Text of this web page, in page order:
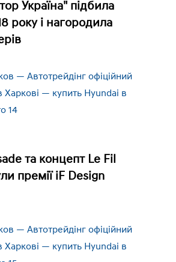
Україна" підбила
року і нагородила
та концепт Le Fil
премії iF Design